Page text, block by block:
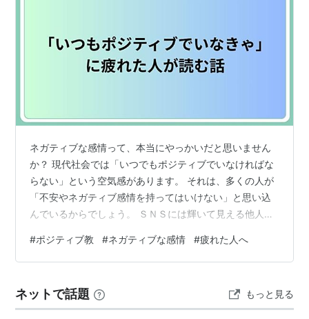
ネガティブな感情って、本当にやっかいだと思いません
か？ 現代社会では「いつでもポジティブでいなければな
らない」という空気感があります。 それは、多くの人が
「不安やネガティブ感情を持ってはいけない」と思い込
んでいるからでしょう。 ＳＮＳには輝いて見える他人の
こと」が成功の秘訣として語られています。人生につい
て学ぼうとすればするほど、私たちは自分の中に湧き上
確かに、いつまでもネガティブな状態に留まっていては
困るでしょう。しかし、一時的に落ち込んだり、不安に
#ポジティブ教 #ネガティブな感情 #疲れた人へ
ネットで話題 もっと見る